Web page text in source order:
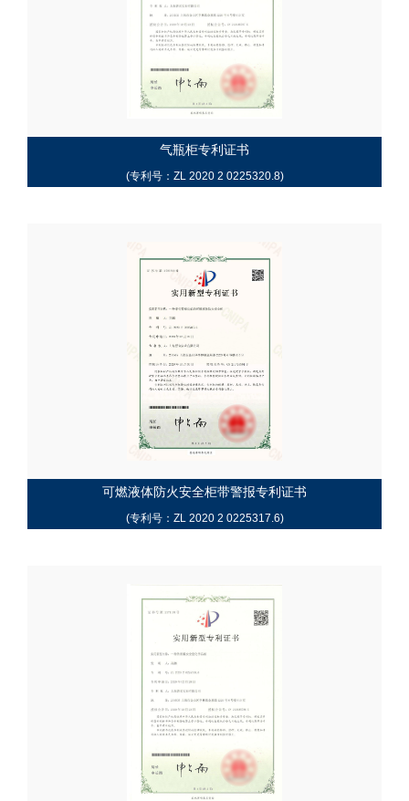
气瓶柜专利证书
(专利号：ZL 2020 2 0225320.8)
可燃液体防火安全柜带警报专利证书
(专利号：ZL 2020 2 0225317.6)